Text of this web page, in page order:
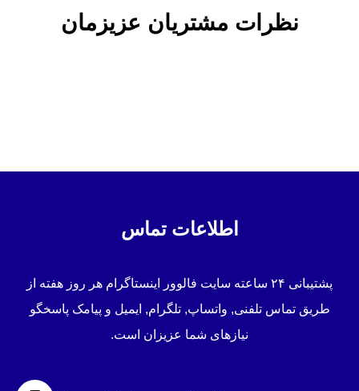
نظرات مشتریان عزیزمان
اطلاعات تماس
پشتیبانی ۲۴ ساعته سایت فالوور اینستاگرام هر روز هفته از
طریق تماس تلفنی, واتساپ, تلگرام, ایمیل و پیامک پاسخگو
نیازهای شما عزیزان است.